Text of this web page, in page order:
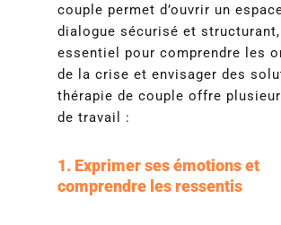
couple permet d’ouvrir un
dialogue sécurisé et structurant,
essentiel pour comprendre les
de la crise et envisager des
thérapie de couple offre
de travail :
1. Exprimer ses émotions et
comprendre les ressentis